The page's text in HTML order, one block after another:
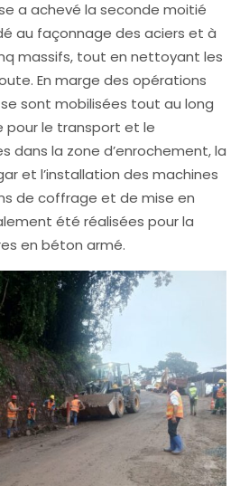
a achevé la seconde moitié
au façonnage des aciers et à
massifs, tout en nettoyant les
En marge des opérations
sont mobilisées tout au long
pour le transport et le
dans la zone d’enrochement, la
et l’installation des machines
de coffrage et de mise en
été réalisées pour la
en béton armé.